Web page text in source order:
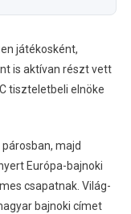
játékosként,
is aktívan részt vett
tiszteletbeli elnöke
majd
Európa-bajnoki
csapatnak. Világ-
bajnoki címet